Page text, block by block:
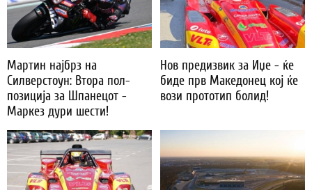
Мартин најбрз на
Силверстоун: Втора пол-
позиција за Шпанецот -
Маркез дури шести!
Нов предизвик за Иџе - ќе
биде прв Македонец кој ќе
вози прототип болид!